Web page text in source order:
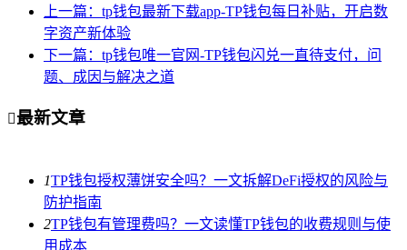
上一篇：tp钱包最新下载app-TP钱包每日补贴，开启数
字资产新体验
下一篇：tp钱包唯一官网-TP钱包闪兑一直待支付，问
题、成因与解决之道
最新文章
1TP钱包授权薄饼安全吗？一文拆解DeFi授权的风险与
防护指南
2TP钱包有管理费吗？一文读懂TP钱包的收费规则与使
用成本